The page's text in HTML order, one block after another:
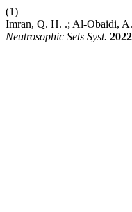
(1)
Imran, Q. H. .; Al-Obaidi,
Neutrosophic Sets Syst. 2022